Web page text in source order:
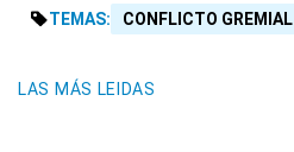
TEMAS: CONFLICTO GREMIAL
LAS MÁS LEIDAS